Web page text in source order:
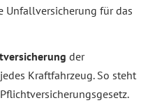
Unfallversicherung für das
der
Kraftfahrzeug. So steht